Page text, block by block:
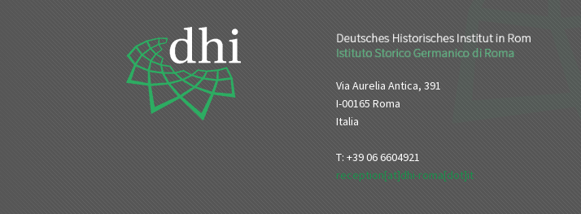
Via Aurelia Antica, 391
I-00165 Roma
Italia
T: +39 06 6604921
reception[at]dhi-roma[dot]it